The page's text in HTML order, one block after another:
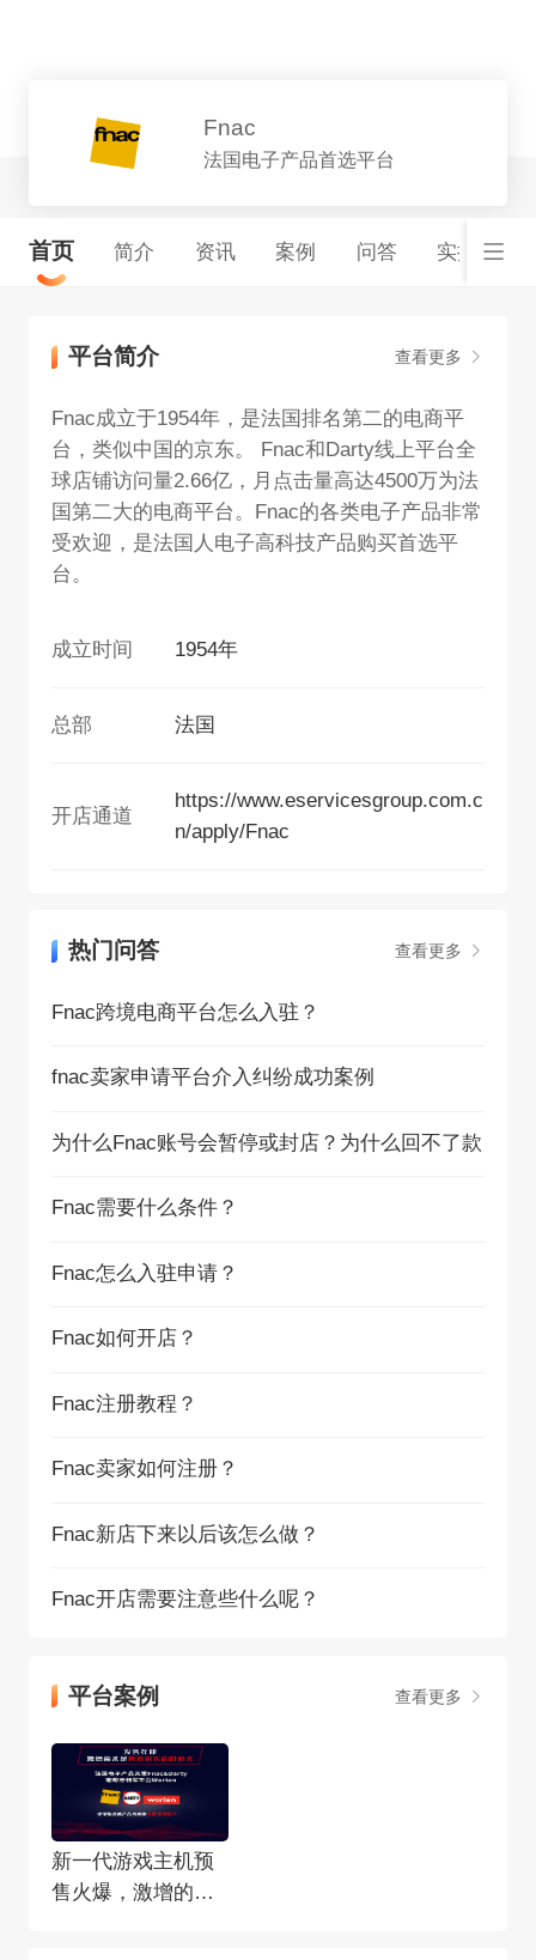
Fnac
法国电子产品首选平台
首页 简介 资讯 案例 问答 实操指南
平台简介 查看更多
Fnac成立于1954年，是法国排名第二的电商平
台，类似中国的京东。 Fnac和Darty线上平台全
球店铺访问量2.66亿，月点击量高达4500万为法
国第二大的电商平台。Fnac的各类电子产品非常
受欢迎，是法国人电子高科技产品购买首选平
台。
成立时间 1954年
总部 法国
开店通道
https://www.eservicesgroup.com.c
n/apply/Fnac
热门问答 查看更多
Fnac跨境电商平台怎么入驻？
fnac卖家申请平台介入纠纷成功案例
为什么Fnac账号会暂停或封店？为什么回不了款
Fnac需要什么条件？
Fnac怎么入驻申请？
Fnac如何开店？
Fnac注册教程？
Fnac卖家如何注册？
Fnac新店下来以后该怎么做？
Fnac开店需要注意些什么呢？
平台案例 查看更多
新一代游戏主机预
售火爆，激增的需